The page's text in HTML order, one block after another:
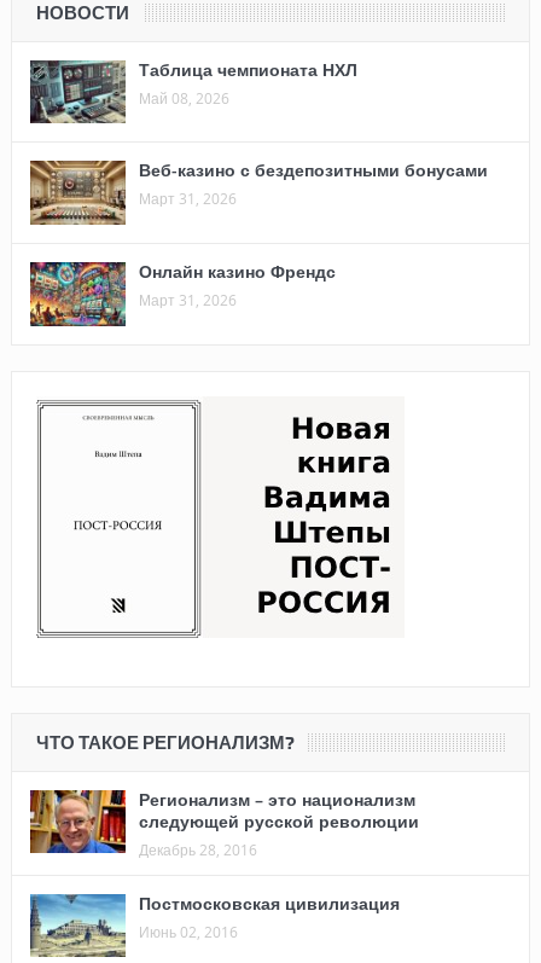
НОВОСТИ
Таблица чемпионата НХЛ
Май 08, 2026
Веб-казино с бездепозитными бонусами
Март 31, 2026
Онлайн казино Френдс
Март 31, 2026
ЧТО ТАКОЕ РЕГИОНАЛИЗМ?
Регионализм – это национализм
следующей русской революции
Декабрь 28, 2016
Постмосковская цивилизация
Июнь 02, 2016